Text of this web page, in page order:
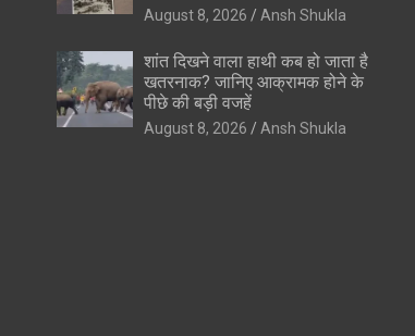
August 8, 2026 Ansh Shukla
शांत दिखने वाला हाथी कब हो जाता है
खतरनाक? जानिए आक्रामक होने के
पीछे की बड़ी वजहें
August 8, 2026 Ansh Shukla